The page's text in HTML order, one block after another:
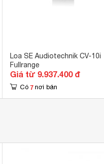
Loa SE Audiotechnik CV-10i
Fullrange
Giá từ 9.937.400 đ
Có 7 nơi bán